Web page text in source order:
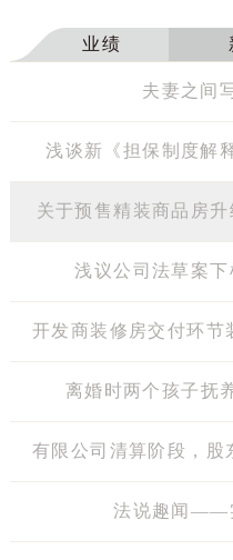
业绩
夫妻之间
浅谈新《担保制度解
关于预售精装商品房
浅议公司法草案
开发商装修房交付环
离婚时两个孩子抚
有限公司清算阶段，股
法说趣闻——